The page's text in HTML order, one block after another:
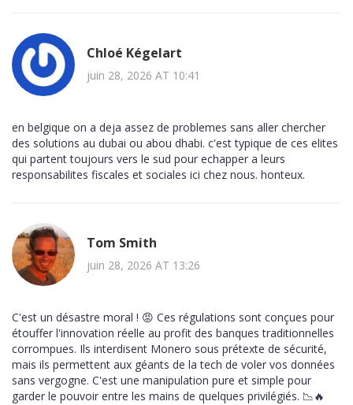
Chloé Kégelart
juin 28, 2026 AT 10:41
en belgique on a deja assez de problemes sans aller chercher
des solutions au dubai ou abou dhabi. c'est typique de ces elites
qui partent toujours vers le sud pour echapper a leurs
responsabilites fiscales et sociales ici chez nous. honteux.
Tom Smith
juin 28, 2026 AT 13:26
C'est un désastre moral ! 😡 Ces régulations sont conçues pour
étouffer l'innovation réelle au profit des banques traditionnelles
corrompues. Ils interdisent Monero sous prétexte de sécurité,
mais ils permettent aux géants de la tech de voler vos données
sans vergogne. C'est une manipulation pure et simple pour
garder le pouvoir entre les mains de quelques privilégiés. 📉🔥